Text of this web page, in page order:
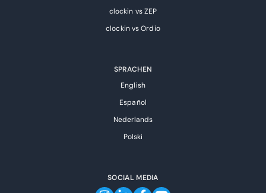
clockin vs ZEP
clockin vs Ordio
SPRACHEN
English
Español
Nederlands
Polski
SOCIAL MEDIA